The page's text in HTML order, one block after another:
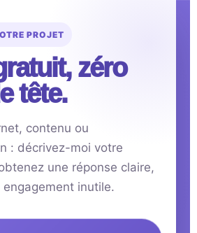
PROJET
zéro
tête.
contenu ou
: décrivez-moi votre
une réponse claire,
engagement inutile.